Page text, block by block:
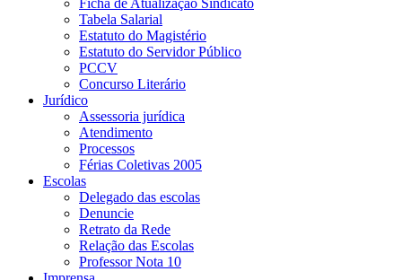
Tabela Salarial
Estatuto do Magistério
Estatuto do Servidor Público
PCCV
Concurso Literário
Jurídico
Assessoria jurídica
Atendimento
Processos
Férias Coletivas 2005
Escolas
Delegado das escolas
Denuncie
Retrato da Rede
Relação das Escolas
Professor Nota 10